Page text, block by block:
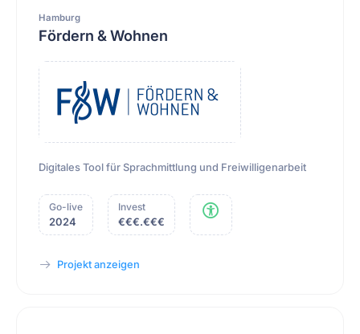
Hamburg
Fördern & Wohnen
Digitales Tool für Sprachmittlung und Freiwilligenarbeit
Go-live
2024
Invest
€€€.€€€
Projekt anzeigen